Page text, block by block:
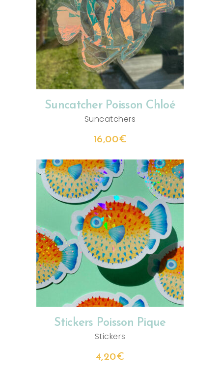
AJOUTER AU PANIER
Suncatcher Poisson Chloé
Suncatchers
16,00€
AJOUTER AU PANIER
Stickers Poisson Pique
Stickers
4,20€